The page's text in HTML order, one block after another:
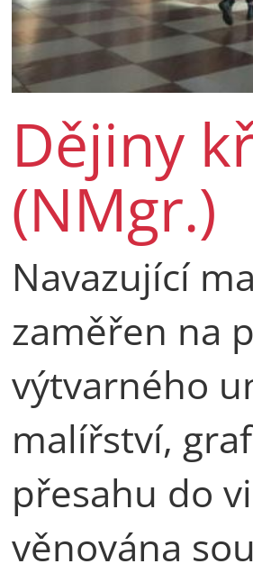
Dějiny
(NMgr.)
Navazující
zaměřen na
výtvarného
malířství,
přesahu do
věnována